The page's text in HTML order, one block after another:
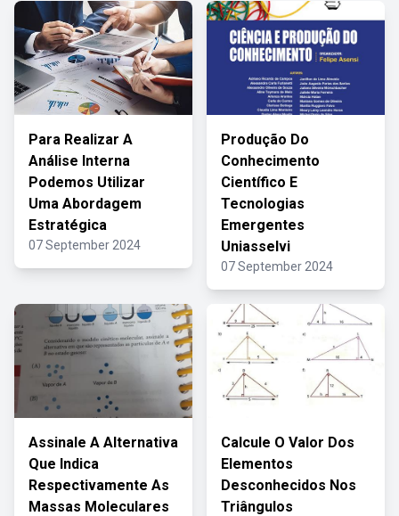
Para Realizar A
Análise Interna
Podemos Utilizar
Uma Abordagem
Estratégica
07 September 2024
Produção Do
Conhecimento
Científico E
Tecnologias
Emergentes
Uniasselvi
07 September 2024
Assinale A Alternativa
Que Indica
Respectivamente As
Massas Moleculares
Calcule O Valor Dos
Elementos
Desconhecidos Nos
Triângulos